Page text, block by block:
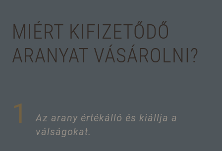
MIÉRT KIFIZETŐDŐ
ARANYAT VÁSÁROLNI?
1
Az arany értékálló és kiállja a
válságokat.